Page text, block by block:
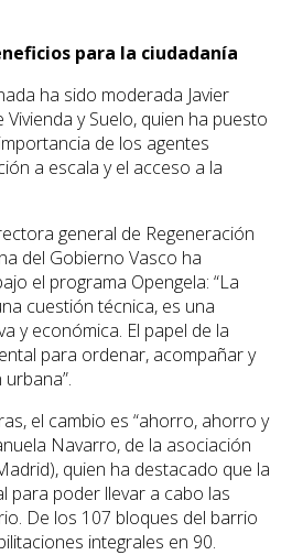
para la ciudadanía
ha sido moderada Javier
y Suelo, quien ha puesto
de los agentes
a escala y el acceso a la
general de Regeneración
del Gobierno Vasco ha
el programa Opengela: “La
cuestión técnica, es una
y económica. El papel de la
para ordenar, acompañar y
el cambio es “ahorro, ahorro y
Navarro, de la asociación
quien ha destacado que la
para poder llevar a cabo las
De los 107 bloques del barrio
integrales en 90.